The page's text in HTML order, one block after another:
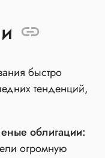
быстро
тенденций,
облигации:
огромную